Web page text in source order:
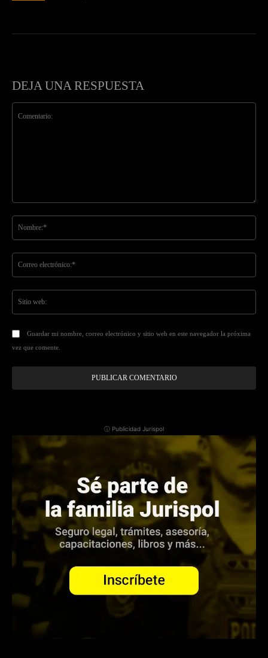
DEJA UNA RESPUESTA
Guardar mi nombre, correo electrónico y sitio web en este navegador la próxima
vez que comente.
ⓘ Publicidad Jurispol